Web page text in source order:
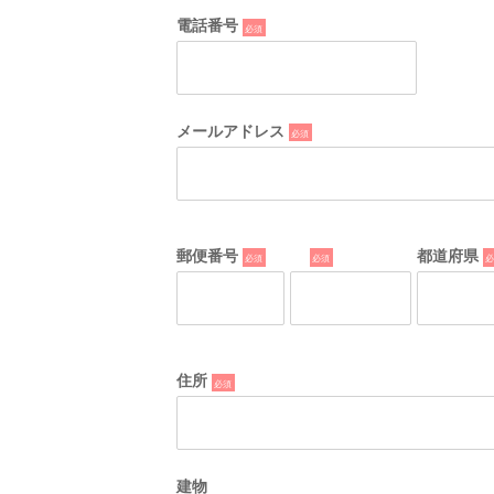
電話番号
*
メールアドレス*
郵便番号
* 都道府県
*
住所
*
建物